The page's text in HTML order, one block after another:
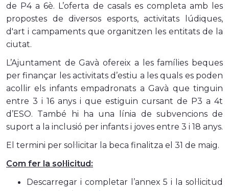
de P4 a 6è. L’oferta de casals es completa amb les
propostes de diversos esports, activitats lúdiques,
d'art i campaments que organitzen les entitats de la
ciutat.
L’Ajuntament de Gavà ofereix a les famílies beques
per finançar les activitats d’estiu a les quals es poden
acollir els infants empadronats a Gavà que tinguin
entre 3 i 16 anys i que estiguin cursant de P3 a 4t
d’ESO. També hi ha una línia de subvencions de
suport a la inclusió per infants i joves entre 3 i 18 anys.
El termini per sol·licitar la beca finalitza el 31 de maig.
Com fer la sol·licitud:
Descarregar i completar l’annex 5 i la sol·licitud